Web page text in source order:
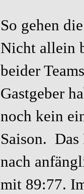
So gehen
Nicht allein
beider
Gastgeber
noch kein
Saison.
nach
mit 89:77.